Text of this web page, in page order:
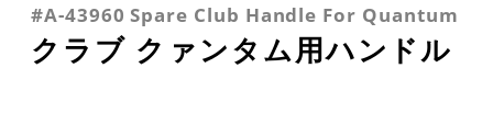
#A-43960 Spare Club Handle For Quantum
クラブ クァンタム用ハンドル